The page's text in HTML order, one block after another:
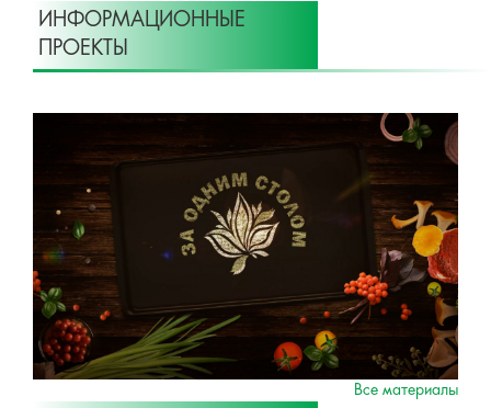
ИНФОРМАЦИОННЫЕ
ПРОЕКТЫ
Все материалы